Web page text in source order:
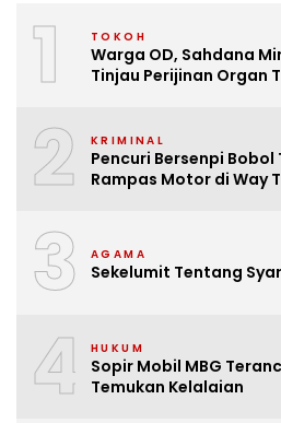
1 TOKOH
Warga OD, Sahdana
Tinjau Perijinan Organ
2 KRIMINAL
Pencuri Bersenpi
Rampas Motor di Way
3 AGAMA
Sekelumit Tentang
4 HUKUM
Sopir Mobil MBG
Temukan Kelalaian